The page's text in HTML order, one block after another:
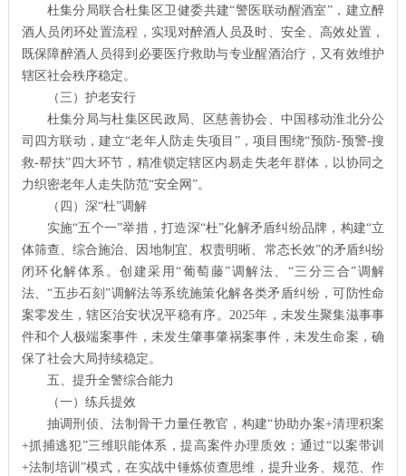
杜集分局联合杜集区卫健委共建“警医联动醒酒室”，建立醉
酒人员闭环处置流程，实现对醉酒人员及时、安全、高效处置，
既保障醉酒人员得到必要医疗救助与专业醒酒治疗，又有效维护
辖区社会秩序稳定。
（三）护老安行
杜集分局与杜集区民政局、区慈善协会、中国移动淮北分公
司四方联动，建立“老年人防走失项目”，项目围绕“预防-预警-搜
救-帮扶”四大环节，精准锁定辖区内易走失老年群体，以协同之
力织密老年人走失防范“安全网”。
（四）深“杜”调解
实施“五个一”举措，打造深“杜”化解矛盾纠纷品牌，构建“立
体筛查、综合施治、因地制宜、权责明晰、常态长效”的矛盾纠纷
闭环化解体系。创建采用“葡萄藤”调解法、“三分三合”调解
法、“五步石刻”调解法等系统施策化解各类矛盾纠纷，可防性命
案零发生，辖区治安状况平稳有序。2025年，未发生聚集滋事事
件和个人极端案事件，未发生肇事肇祸案事件，未发生命案，确
保了社会大局持续稳定。
五、提升全警综合能力
（一）练兵提效
抽调刑侦、法制骨干力量任教官，构建“协助办案+清理积案
+抓捕逃犯”三维职能体系，提高案件办理质效；通过“以案带训
+法制培训”模式，在实战中锤炼侦查思维，提升业务、规范、作